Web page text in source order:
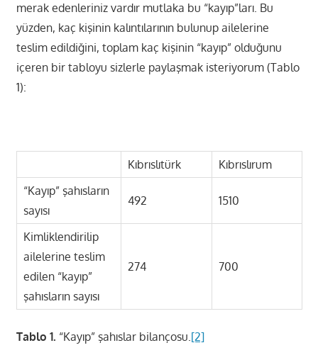
merak edenleriniz vardır mutlaka bu “kayıp”ları. Bu
yüzden, kaç kişinin kalıntılarının bulunup ailelerine
teslim edildiğini, toplam kaç kişinin “kayıp” olduğunu
içeren bir tabloyu sizlerle paylaşmak isteriyorum (Tablo
1):
Kıbrıslıtürk
Kıbrıslırum
“Kayıp” şahısların
sayısı
492 1510
Kimliklendirilip
ailelerine teslim
edilen “kayıp”
şahısların sayısı
274 700
Tablo 1. “Kayıp” şahıslar bilançosu.[2]